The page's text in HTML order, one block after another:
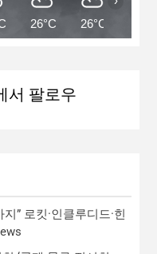
26°C 26°C
서 팔로우
” 로킷·인클루디드·힌